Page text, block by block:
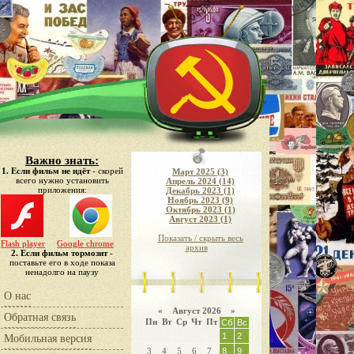
Важно знать:
1. Если фильм не идёт- скорей
всего нужно установить
приложения:
Flash player
Google chrome
2. Если фильм тормозит-
поставьте его в ходе показа
ненадолго на паузу
О нас
Обратная связь
Мобильная версия
Март 2025 (3)
Апрель 2024 (14)
Декабрь 2023 (1)
Ноябрь 2023 (9)
Октябрь 2023 (1)
Август 2023 (1)
Показать / скрыть весь
архив
« Август 2026 »
Пн Вт Ср Чт Пт Сб Вс
1
2
3
4 5 6 7 8 9